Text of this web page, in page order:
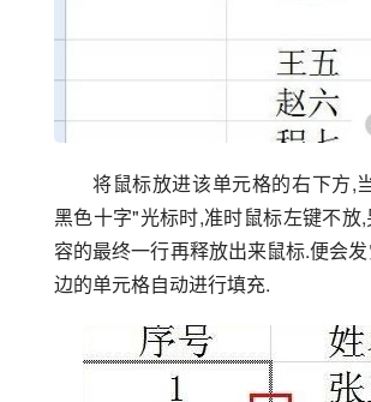
将鼠标放进该单元格的右下方,
黑色十字"光标时,准时鼠标左键不放
容的最终一行再释放出来鼠标.便会
边的单元格自动进行填充.